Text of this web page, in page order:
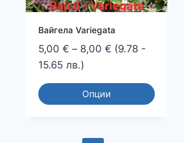
product
Вайгела Variegata
5,00 € – 8,00 €Price
5,00 €
(9.78 -
15.65 лв.)
Опции